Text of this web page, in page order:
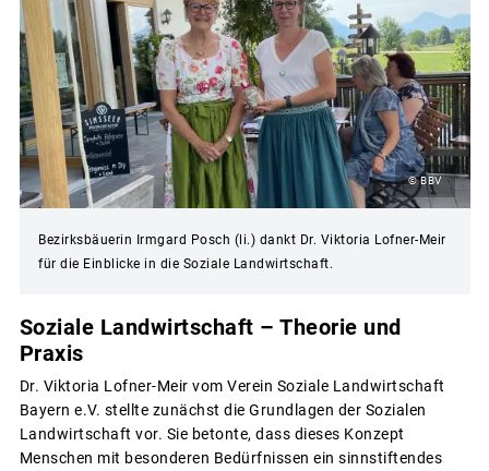
© BBV
Bezirksbäuerin Irmgard Posch (li.) dankt Dr. Viktoria Lofner-Meir
für die Einblicke in die Soziale Landwirtschaft.
Soziale Landwirtschaft – Theorie und
Praxis
Dr. Viktoria Lofner-Meir vom Verein Soziale Landwirtschaft
Bayern e.V. stellte zunächst die Grundlagen der Sozialen
Landwirtschaft vor. Sie betonte, dass dieses Konzept
Menschen mit besonderen Bedürfnissen ein sinnstiftendes